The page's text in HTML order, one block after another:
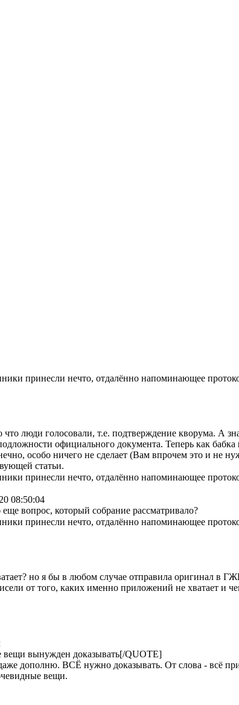
принесли нечто, отдалённо напоминающее
люди голосовали, т.е. подтверждение кворума. А
официального документа. Теперь как
особо ничего не сделает (Вам впрочем это и не
статьи.
принесли нечто, отдалённо напоминающее
08:50:04
вопрос, который собрание рассматривало?
принесли нечто, отдалённо напоминающее
но я бы в любом случае отправила оригинал в
от того, каких именно приложений не хватает и
вещи вынужден доказывать[/QUOTE]
дополню. ВСЁ нужно доказывать. От слова - всё
вещи.